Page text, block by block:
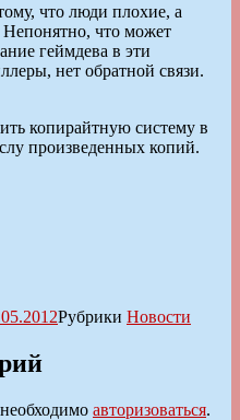
что люди плохие, а
Непонятно, что может
геймдева в эти
нет обратной связи.
копирайтную систему в
произведенных копий.
Рубрики Новости
авторизоваться.